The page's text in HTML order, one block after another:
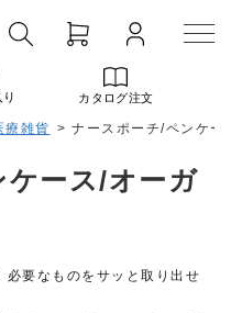
カタログ注文
療雑貨 > ナースポーチ/ペンケー
ース/オーガ
要なものをサッと取り出せ